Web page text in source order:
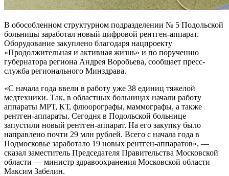
В обособленном структурном подразделении № 5 Подольской
больницы заработал новый цифровой рентген-аппарат.
Оборудование закуплено благодаря нацпроекту
«Продолжительная и активная жизнь» и по поручению
губернатора региона Андрея Воробьева, сообщает пресс-
служба регионального Минздрава.
«С начала года ввели в работу уже 38 единиц тяжелой
медтехники. Так, в областных больницах начали работу
аппараты МРТ, КТ, флюорографы, маммографы, а также
рентген-аппараты. Сегодня в Подольской больнице
запустили новый рентген-аппарат. На его закупку было
направлено почти 29 млн рублей. Всего с начала года в
Подмосковье заработало 19 новых рентген-аппаратов», —
сказал заместитель Председателя Правительства Московской
области — министр здравоохранения Московской области
Максим Забелин.